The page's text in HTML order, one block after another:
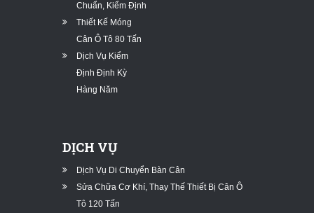
Chuẩn, Kiểm Định
Thiết Kế Móng
Cân Ô Tô 80 Tấn
Dịch Vụ Kiểm
Định Định Kỳ
Hàng Năm
DỊCH VỤ
Dịch Vụ Di Chuyển Bàn Cân
Sửa Chữa Cơ Khí, Thay Thế Thiết Bị Cân Ô
Tô 120 Tấn